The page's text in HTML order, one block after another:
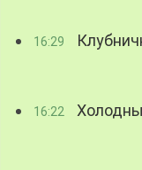
16:29
16:22